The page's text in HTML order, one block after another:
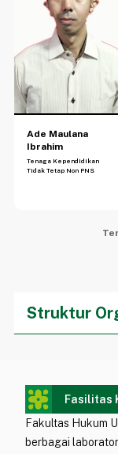
Ade Maulana
Ibrahim
Tenaga Kependidikan
Tidak Tetap Non PNS
Struktur
Fasilitas
Fakultas Hukum
berbagai